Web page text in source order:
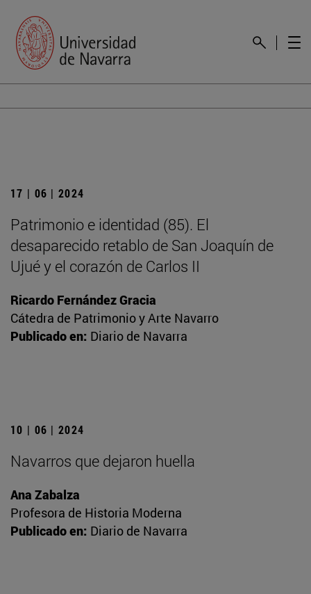
17 | 06 | 2024
Patrimonio e identidad (85). El
desaparecido retablo de San Joaquín de
Ujué y el corazón de Carlos II
Ricardo Fernández Gracia
Cátedra de Patrimonio y Arte Navarro
Publicado en: Diario de Navarra
10 | 06 | 2024
Navarros que dejaron huella
Ana Zabalza
Profesora de Historia Moderna
Publicado en: Diario de Navarra